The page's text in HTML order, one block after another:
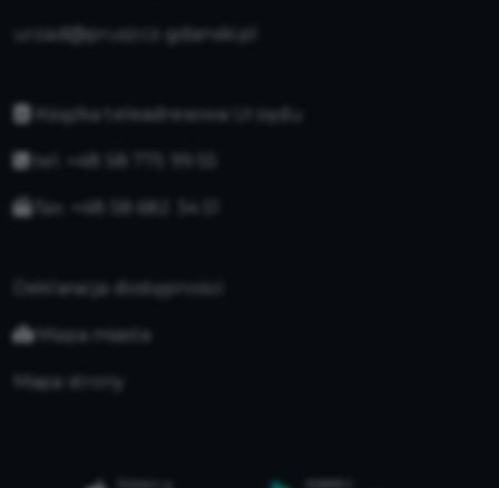
urzad@pruszcz-gdanski.pl
Książka teleadresowa Urzędu
Deklaracja dostępności
Mapa miasta
Mapa strony